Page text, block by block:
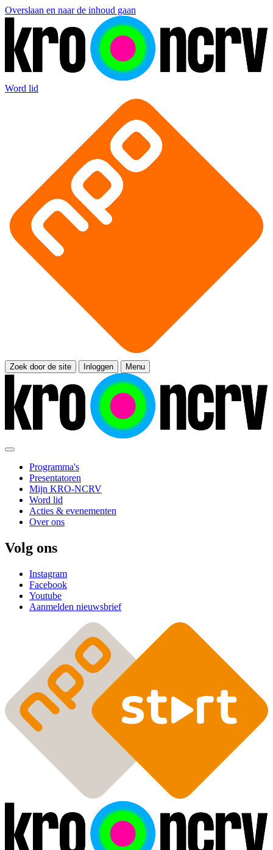
Overslaan en naar de inhoud gaan
Word lid
Zoek door de site Inloggen Menu
Programma's
Presentatoren
Mijn KRO-NCRV
Word lid
Acties & evenementen
Over ons
Volg ons
Instagram
Facebook
Youtube
Aanmelden nieuwsbrief